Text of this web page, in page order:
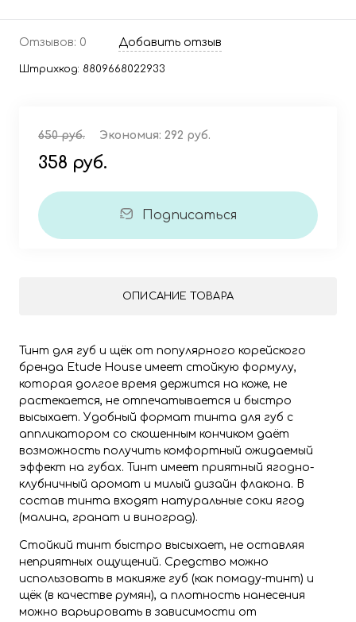
Отзывов: 0 Добавить отзыв
Штрихкод: 8809668022933
650 руб. Экономия: 292 руб.
358 руб.
Подписаться
ОПИСАНИЕ ТОВАРА
Тинт для губ и щёк от популярного корейского
бренда Etude House имеет стойкую формулу,
которая долгое время держится на коже, не
растекается, не отпечатывается и быстро
высыхает. Удобный формат тинта для губ с
аппликатором со скошенным кончиком даёт
возможность получить комфортный ожидаемый
эффект на губах. Тинт имеет приятный ягодно-
клубничный аромат и милый дизайн флакона. В
состав тинта входят натуральные соки ягод
(малина, гранат и виноград).
Стойкий тинт быстро высыхает, не оставляя
неприятных ощущений. Средство можно
использовать в макияже губ (как помаду-тинт) и
щёк (в качестве румян), а плотность нанесения
можно варьировать в зависимости от